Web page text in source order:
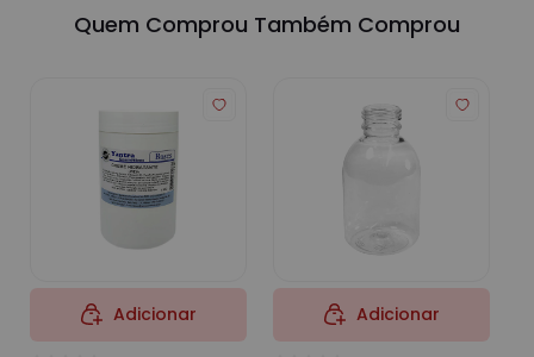
Quem Comprou Também Comprou
Adicionar Adicionar